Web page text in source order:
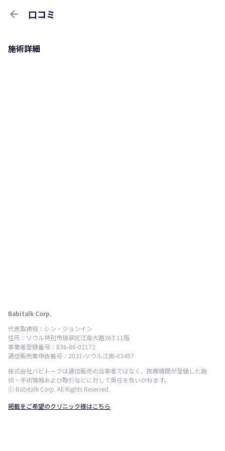
arrow_back 口コミ
施術詳細
Babitalk Corp.
代表取締役：シン・ジョンイン
住所：ソウル特別市瑞草区江南大路363 11階
事業者登録番号：836-86-02172
通信販売業申告番号：2021-ソウル江南-03497
株式会社バビトークは通信販売の当事者ではなく、医療機関が登録した施
術・手術情報および取引などに対して責任を負いかねます。
ⓒ Babitalk Corp. All Rights Reserved.
掲載をご希望のクリニック様はこちら